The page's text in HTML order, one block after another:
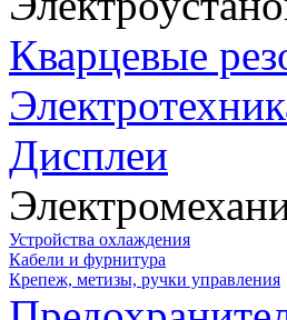
Кварцевые
Дисплеи
Устройства охлаждения
Кабели и фурнитура
Крепеж, метизы, ручки управления